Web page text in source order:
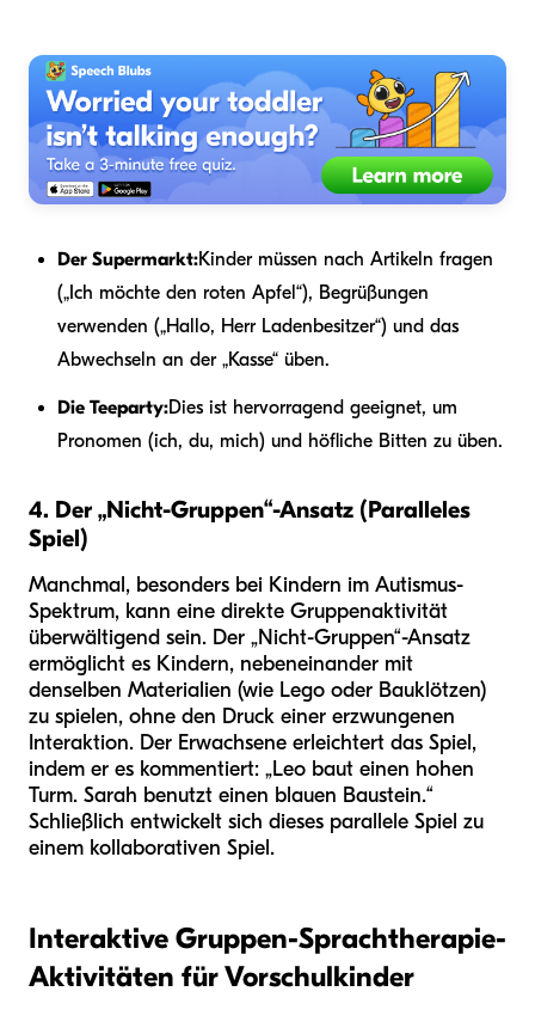
Der Supermarkt:Kinder müssen nach Artikeln fragen
(„Ich möchte den roten Apfel“), Begrüßungen
verwenden („Hallo, Herr Ladenbesitzer“) und das
Abwechseln an der „Kasse“ üben.
Die Teeparty:Dies ist hervorragend geeignet, um
Pronomen (ich, du, mich) und höfliche Bitten zu üben.
4. Der „Nicht-Gruppen“-Ansatz (Paralleles
Spiel)
Manchmal, besonders bei Kindern im Autismus-
Spektrum, kann eine direkte Gruppenaktivität
überwältigend sein. Der „Nicht-Gruppen“-Ansatz
ermöglicht es Kindern, nebeneinander mit
denselben Materialien (wie Lego oder Bauklötzen)
zu spielen, ohne den Druck einer erzwungenen
Interaktion. Der Erwachsene erleichtert das Spiel,
indem er es kommentiert: „Leo baut einen hohen
Turm. Sarah benutzt einen blauen Baustein.“
Schließlich entwickelt sich dieses parallele Spiel zu
einem kollaborativen Spiel.
Interaktive Gruppen-Sprachtherapie-
Aktivitäten für Vorschulkinder